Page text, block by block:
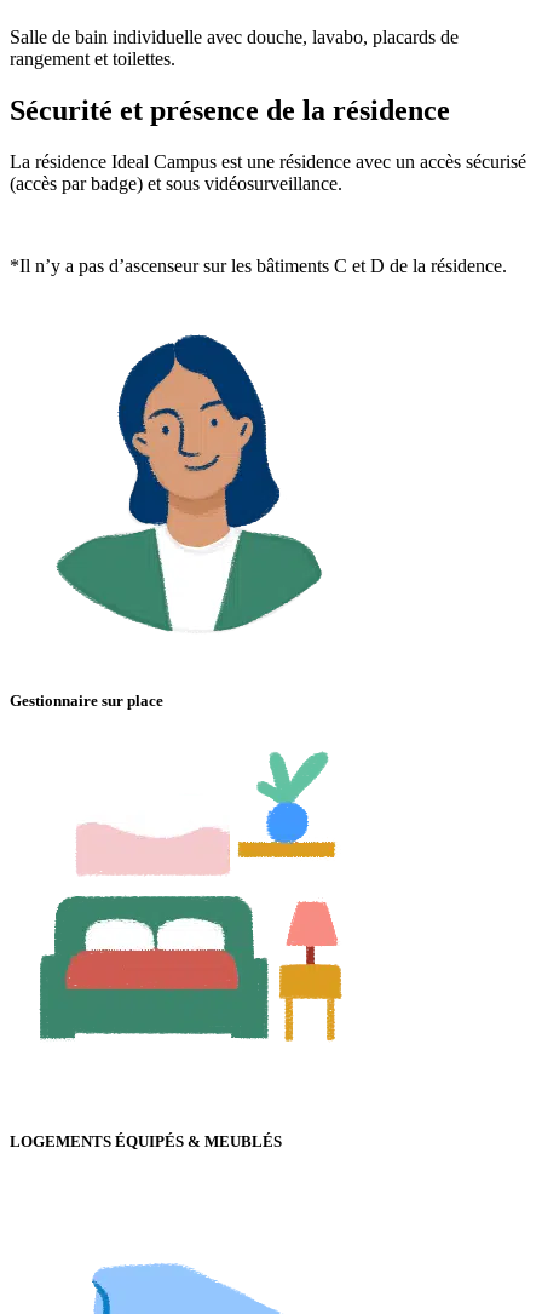
Salle de bain individuelle avec douche, lavabo, placards de
rangement et toilettes.
Sécurité et présence de la résidence
La résidence Ideal Campus est une résidence avec un accès sécurisé
(accès par badge) et sous vidéosurveillance.
*Il n’y a pas d’ascenseur sur les bâtiments C et D de la résidence.
Gestionnaire sur place
LOGEMENTS ÉQUIPÉS & MEUBLÉS